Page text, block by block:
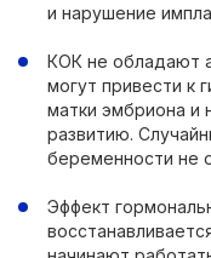
и нарушение
КОК не обладают
могут привести к
матки эмбриона
развитию.
беременности не
Эффект